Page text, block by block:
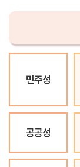
민주성
공공성